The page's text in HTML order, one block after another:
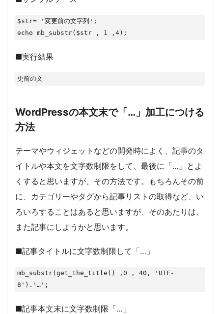
$str= '変更前の文字列';
echo mb_substr($str , 1 ,4);
■実行結果
更前の文
WordPressの本文末で「…」加工につける
方法
テーマやウィジェットなどの開発時によく、記事のタ
イトルや本文を文字数制限をして、最後に「…」とよ
くすると思いますが、その方法です。もちろんその前
に、カテゴリーやタグから記事リストの取得など、い
ろいろすることはあると思いますが、そのあたりは、
また記事にしようかと思います。
■記事タイトルに文字数制限して「…」
mb_substr(get_the_title() ,0 , 40, 'UTF-
8').'…';
■記事本文末に文字数制限「…」